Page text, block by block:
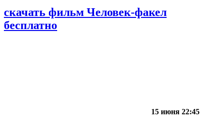
скачать фильм Человек-факел
бесплатно
15 июня 22:45